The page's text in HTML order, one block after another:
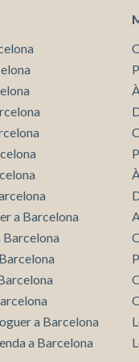
amb total
4 lofts situats prop de
Aquests espais
volums, terrasses
i lluernes en
per a un estudi o
alçades i finestrals que
entrada de llum.
a la planta baixa i, a
amb una àmplia
Qualitats Les unitats
amb: Aerotèrmia,
i aire fred-calor per
parquet i ciment polit
en tríplex Modul
Entorn Vibrant El
22@ s’ha
nòmades digitals,
El barri de
una combinació
a Barcelona
Barcelona
a Barcelona
a Barcelona